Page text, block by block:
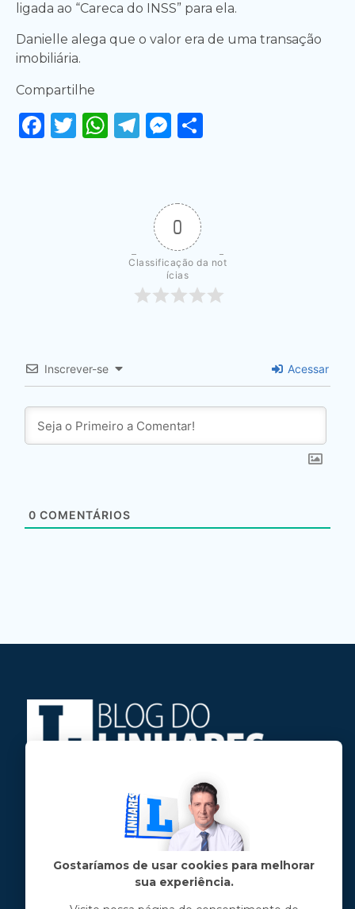
ligada ao “Careca do INSS” para ela.
Danielle alega que o valor era de uma transação
imobiliária.
Compartilhe
Facebook
Twitter
WhatsApp
Telegram
Messenger
0
Classificação da not
ícias
Inscrever-se Acessar
0 COMENTÁRIOS
Jose Linhares Jr é maranhense.
Formado em Jornalismo, estudou filosofia
e tem pós-graduações em ciência política
e marketing político.
Gostaríamos de usar cookies para melhorar
sua experiência.